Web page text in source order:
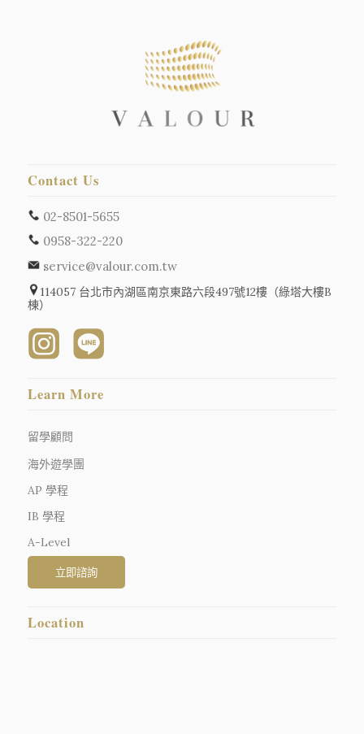
Contact Us
02-8501-5655
0958-322-220
service@valour.com.tw
114057 台北市內湖區南京東路六段497號12樓（綠塔大樓B
棟）
Learn More
留學顧問
海外遊學團
AP 學程
IB 學程
A-Level
Location